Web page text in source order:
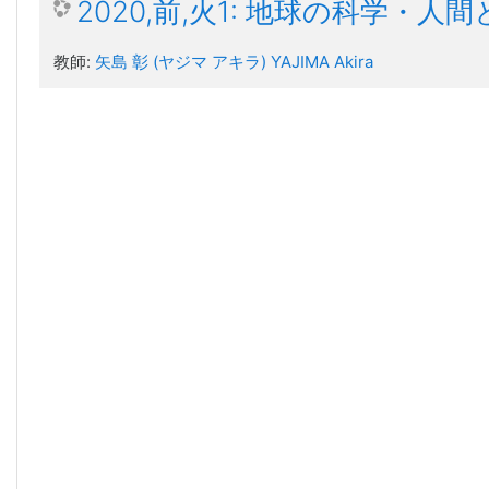
2020,前,火1: 地球の科学・人間
教師: 矢島 彰 (ヤジマ アキラ) YAJIMA Akira